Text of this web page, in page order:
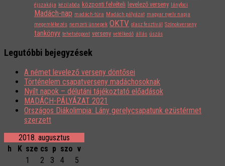
éjszakája kézilabda központi felvételi levelező verseny lányfoci
Madách-nap madách-túra Madách pályázat magyar nyelv napja
megemlékezés nemzeti ünnepek OKTV olasz fesztivál Szónokverseny
tankönyv tehetségpont verseny vetélkedő állás úszás
Legutóbbi bejegyzések
A német levelező verseny döntősei
Történelem csapatverseny madáchosoknak
Nyílt napok – délutáni tájékoztató előadások
MADÁCH-PÁLYÁZAT 2021
Országos Diákolimpia: Lány gerelycsapatunk ezüstérmet
szerzett
2018. augusztus
h
K sze cs p szo v
1
2 3 4
5